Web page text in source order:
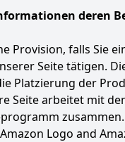
deren
Provision, falls Sie
Seite tätigen.
Platzierung der
Seite arbeitet mit
Logo and